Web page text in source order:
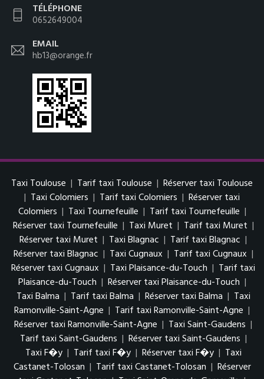
TÉLÉPHONE
0652649004
EMAIL
hb13@orange.fr
Taxi Toulouse | Tarif taxi Toulouse | Réserver taxi Toulouse
| Taxi Colomiers | Tarif taxi Colomiers | Réserver taxi
Colomiers | Taxi Tournefeuille | Tarif taxi Tournefeuille |
Réserver taxi Tournefeuille | Taxi Muret | Tarif taxi Muret |
Réserver taxi Muret | Taxi Blagnac | Tarif taxi Blagnac |
Réserver taxi Blagnac | Taxi Cugnaux | Tarif taxi Cugnaux |
Réserver taxi Cugnaux | Taxi Plaisance-du-Touch | Tarif taxi
Plaisance-du-Touch | Réserver taxi Plaisance-du-Touch |
Taxi Balma | Tarif taxi Balma | Réserver taxi Balma | Taxi
Ramonville-Saint-Agne | Tarif taxi Ramonville-Saint-Agne |
Réserver taxi Ramonville-Saint-Agne | Taxi Saint-Gaudens |
Tarif taxi Saint-Gaudens | Réserver taxi Saint-Gaudens |
Taxi F�y | Tarif taxi F�y | Réserver taxi F�y | Taxi
Castanet-Tolosan | Tarif taxi Castanet-Tolosan | Réserver